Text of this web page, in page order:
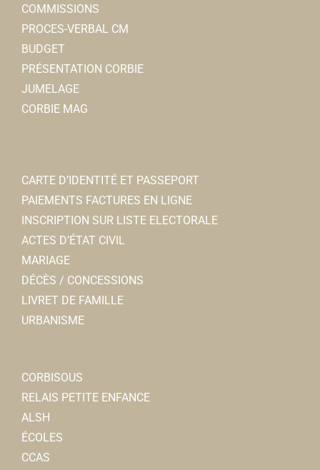
COMMISSIONS
PROCES-VERBAL CM
BUDGET
PRÉSENTATION CORBIE
JUMELAGE
CORBIE MAG
CARTE D’IDENTITÉ ET PASSEPORT
PAIEMENTS FACTURES EN LIGNE
INSCRIPTION SUR LISTE ELECTORALE
ACTES D’ÉTAT CIVIL
MARIAGE
DÉCÈS / CONCESSIONS
LIVRET DE FAMILLE
URBANISME
CORBISOUS
RELAIS PETITE ENFANCE
ALSH
ÉCOLES
CCAS